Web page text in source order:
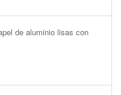
de aluminio lisas con